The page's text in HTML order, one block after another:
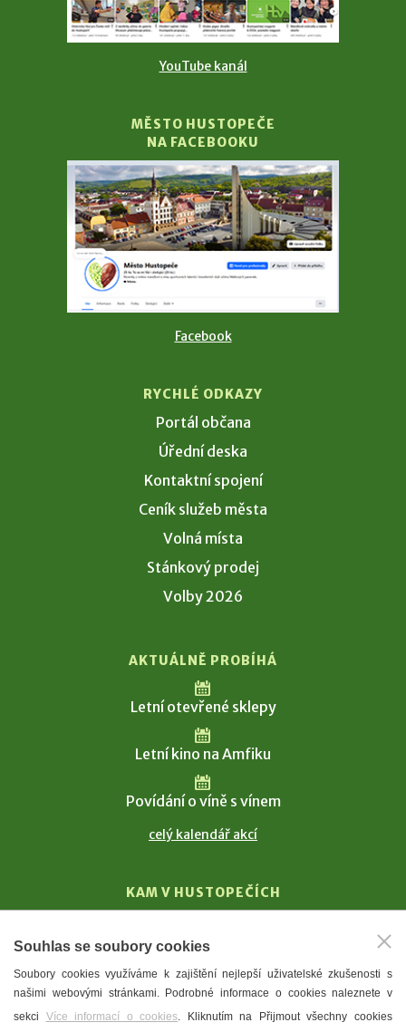
YouTube kanál
MĚSTO HUSTOPEČE
NA FACEBOOKU
Facebook
RYCHLÉ ODKAZY
Portál občana
Úřední deska
Kontaktní spojení
Ceník služeb města
Volná místa
Stánkový prodej
Volby 2026
AKTUÁLNĚ PROBÍHÁ
Letní otevřené sklepy
Letní kino na Amfiku
Povídání o víně s vínem
celý kalendář akcí
KAM V HUSTOPEČÍCH
T. G. Masaryk
Mandloně
Ubytování
Souhlas se soubory cookies
Soubory cookies využíváme k zajištění nejlepší uživatelské zkušenosti s
našimi webovými stránkami. Podrobné informace o cookies naleznete v
sekci Více informací o cookies. Kliknutím na Přijmout všechny cookies